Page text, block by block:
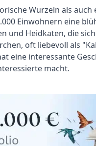
Wurzeln als auch
Einwohnern eine
und Heidkaten, die
oft liebevoll als
eine interessante
macht.